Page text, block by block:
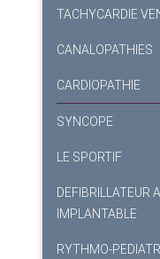
TACHYCARDIE
CANALOPATHIES
CARDIOPATHIE
SYNCOPE
LE SPORTIF
DEFIBRILLATEUR
IMPLANTABLE
RYTHMO-